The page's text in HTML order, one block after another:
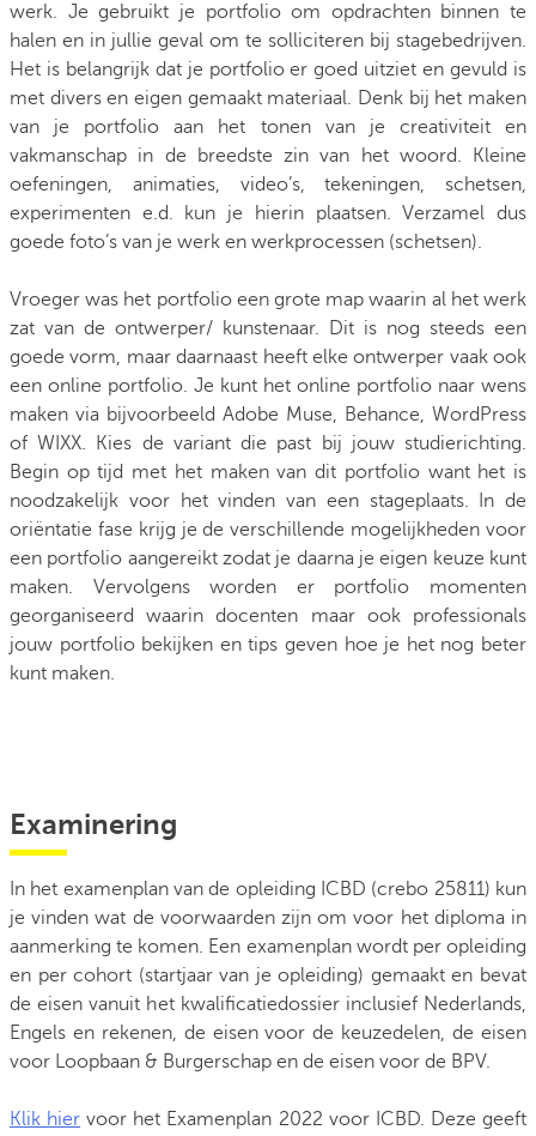
werk. Je gebruikt je portfolio om opdrachten binnen te
halen en in jullie geval om te solliciteren bij stagebedrijven.
Het is belangrijk dat je portfolio er goed uitziet en gevuld is
met divers en eigen gemaakt materiaal. Denk bij het maken
van je portfolio aan het tonen van je creativiteit en
vakmanschap in de breedste zin van het woord. Kleine
oefeningen, animaties, video’s, tekeningen, schetsen,
experimenten e.d. kun je hierin plaatsen. Verzamel dus
goede foto’s van je werk en werkprocessen (schetsen).
Vroeger was het portfolio een grote map waarin al het werk
zat van de ontwerper/ kunstenaar. Dit is nog steeds een
goede vorm, maar daarnaast heeft elke ontwerper vaak ook
een online portfolio. Je kunt het online portfolio naar wens
maken via bijvoorbeeld Adobe Muse, Behance, WordPress
of WIXX. Kies de variant die past bij jouw studierichting.
Begin op tijd met het maken van dit portfolio want het is
noodzakelijk voor het vinden van een stageplaats. In de
oriëntatie fase krijg je de verschillende mogelijkheden voor
een portfolio aangereikt zodat je daarna je eigen keuze kunt
maken. Vervolgens worden er portfolio momenten
georganiseerd waarin docenten maar ook professionals
jouw portfolio bekijken en tips geven hoe je het nog beter
kunt maken.
Examinering
In het examenplan van de opleiding ICBD (crebo 25811) kun
je vinden wat de voorwaarden zijn om voor het diploma in
aanmerking te komen. Een examenplan wordt per opleiding
en per cohort (startjaar van je opleiding) gemaakt en bevat
de eisen vanuit het kwalificatiedossier inclusief Nederlands,
Engels en rekenen, de eisen voor de keuzedelen, de eisen
voor Loopbaan & Burgerschap en de eisen voor de BPV.
Klik hier voor het Examenplan 2022 voor ICBD. Deze geeft